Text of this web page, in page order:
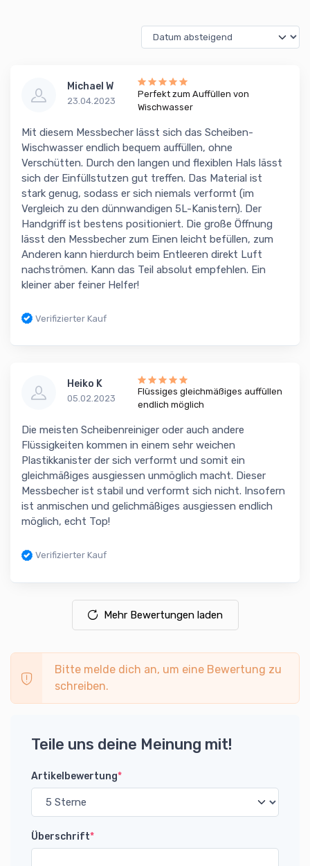
Michael W
23.04.2023
Perfekt zum Auffüllen von
Wischwasser
Mit diesem Messbecher lässt sich das Scheiben-
Wischwasser endlich bequem auffüllen, ohne
Verschütten. Durch den langen und flexiblen Hals lässt
sich der Einfüllstutzen gut treffen. Das Material ist
stark genug, sodass er sich niemals verformt (im
Vergleich zu den dünnwandigen 5L-Kanistern). Der
Handgriff ist bestens positioniert. Die große Öffnung
lässt den Messbecher zum Einen leicht befüllen, zum
Anderen kann hierdurch beim Entleeren direkt Luft
nachströmen. Kann das Teil absolut empfehlen. Ein
kleiner aber feiner Helfer!
Verifizierter Kauf
Heiko K
05.02.2023
Flüssiges gleichmäßiges auffüllen
endlich möglich
Die meisten Scheibenreiniger oder auch andere
Flüssigkeiten kommen in einem sehr weichen
Plastikkanister der sich verformt und somit ein
gleichmäßiges ausgiessen unmöglich macht. Dieser
Messbecher ist stabil und verformt sich nicht. Insofern
ist anmischen und gelichmäßiges ausgiessen endlich
möglich, echt Top!
Verifizierter Kauf
Mehr Bewertungen laden
Bitte melde dich an, um eine Bewertung zu
schreiben.
Teile uns deine Meinung mit!
Artikelbewertung*
Überschrift*